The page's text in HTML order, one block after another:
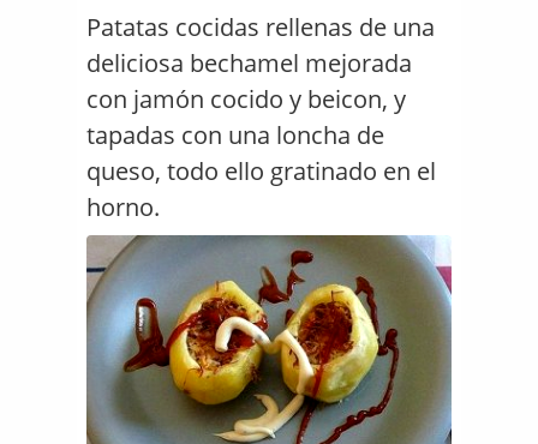
Patatas cocidas rellenas de una
deliciosa bechamel mejorada
con jamón cocido y beicon, y
tapadas con una loncha de
queso, todo ello gratinado en el
horno.